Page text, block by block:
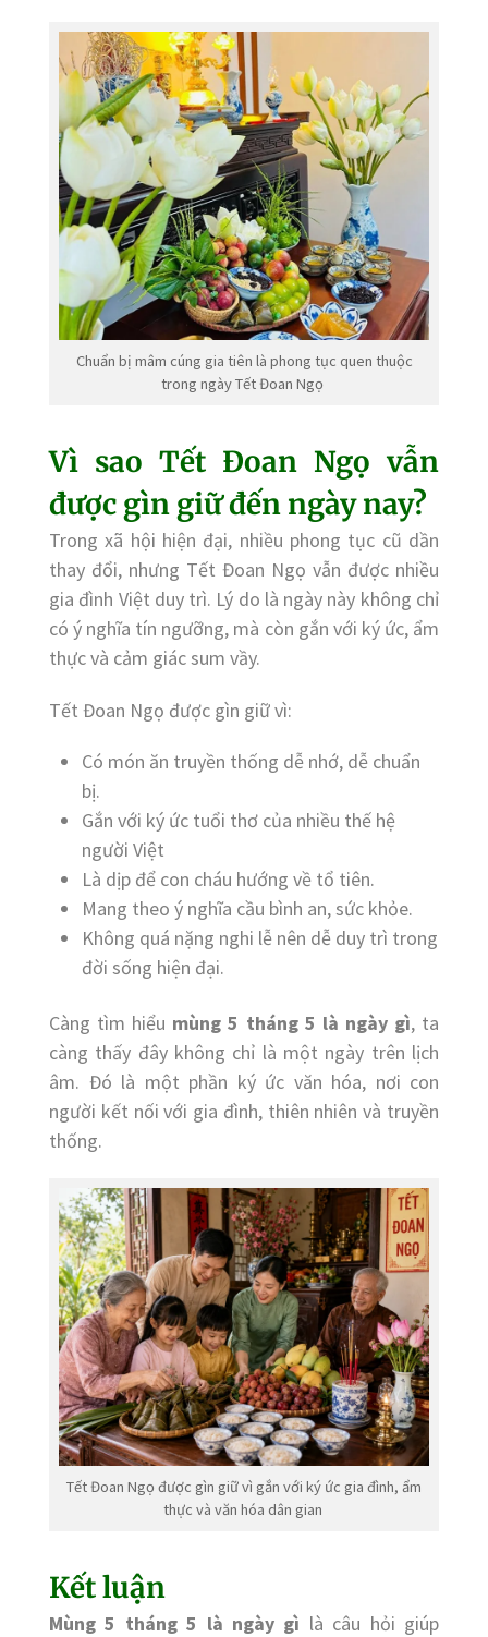
Chuẩn bị mâm cúng gia tiên là phong tục quen thuộc
trong ngày Tết Đoan Ngọ
Vì sao Tết Đoan Ngọ vẫn
được gìn giữ đến ngày nay?
Trong xã hội hiện đại, nhiều phong tục cũ dần
thay đổi, nhưng Tết Đoan Ngọ vẫn được nhiều
gia đình Việt duy trì. Lý do là ngày này không chỉ
có ý nghĩa tín ngưỡng, mà còn gắn với ký ức, ẩm
thực và cảm giác sum vầy.
Tết Đoan Ngọ được gìn giữ vì:
Có món ăn truyền thống dễ nhớ, dễ chuẩn
bị.
Gắn với ký ức tuổi thơ của nhiều thế hệ
người Việt
Là dịp để con cháu hướng về tổ tiên.
Mang theo ý nghĩa cầu bình an, sức khỏe.
Không quá nặng nghi lễ nên dễ duy trì trong
đời sống hiện đại.
Càng tìm hiểu mùng 5 tháng 5 là ngày gì, ta
càng thấy đây không chỉ là một ngày trên lịch
âm. Đó là một phần ký ức văn hóa, nơi con
người kết nối với gia đình, thiên nhiên và truyền
thống.
Tết Đoan Ngọ được gìn giữ vì gắn với ký ức gia đình, ẩm
thực và văn hóa dân gian
Kết luận
Mùng 5 tháng 5 là ngày gì là câu hỏi giúp